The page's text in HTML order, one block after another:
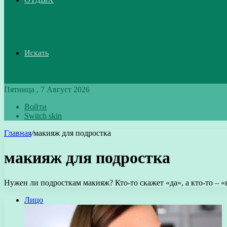
Искать
Пятница , 7 Август 2026
Войти
Switch skin
Главная/макияж для подростка
макияж для подростка
Нужен ли подросткам макияж? Кто-то скажет «да», а кто-то
Лицо